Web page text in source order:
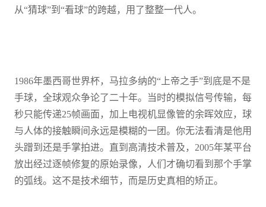
从“猜球”到“看球”的跨越，用了整整一代人。
1986年墨西哥世界杯，马拉多纳的“上帝之手”到底是不是
手球，全球观众争论了二十年。当时的模拟信号传输，每
秒只能传递25帧画面，加上电视机显像管的余晖效应，球
与人体的接触瞬间永远是模糊的一团。你无法看清是他用
头蹭到还是手掌拍进。直到高清技术普及，2005年某平台
放出经过逐帧修复的原始录像，人们才确切看到那个手掌
的弧线。这不是技术细节，而是历史真相的矫正。